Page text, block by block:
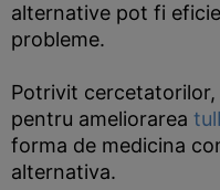
alternative pot fi
probleme.
Potrivit cercetatorilor,
pentru ameliorarea
forma de medicina
alternativa.